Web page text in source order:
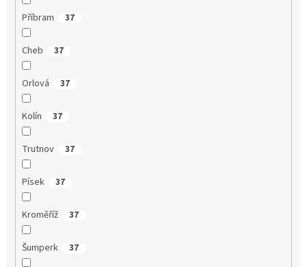
Příbram 37
Cheb 37
Orlová 37
Kolín 37
Trutnov 37
Písek 37
Kroměříž 37
Šumperk 37